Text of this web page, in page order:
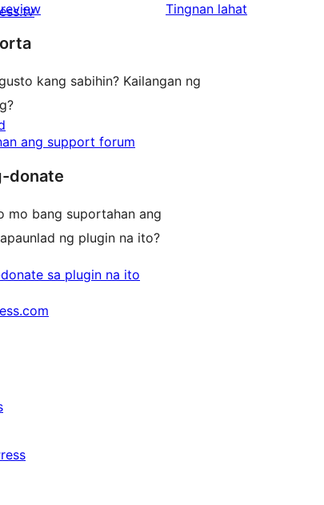
Tingnan lahat
kang sabihin? Kailangan ng
ang support forum
donate
mo bang suportahan ang
ng plugin na ito?
sa plugin na ito